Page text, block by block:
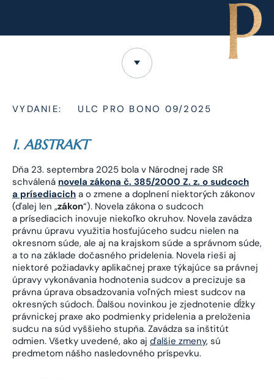
VYDANIE: ULC PRO BONO 09/2025
1. ABSTRAKT
Dňa 23. septembra 2025 bola v Národnej rade SR
schválená novela zákona č. 385/2000 Z. z. o sudcoch
a prísediacich a o zmene a doplnení niektorých zákonov
(ďalej len „zákon“). Novela zákona o sudcoch
a prísediacich inovuje niekoľko okruhov. Novela zavádza
právnu úpravu využitia hosťujúceho sudcu nielen na
okresnom súde, ale aj na krajskom súde a správnom súde,
a to na základe dočasného pridelenia. Novela rieši aj
niektoré požiadavky aplikačnej praxe týkajúce sa právnej
úpravy vykonávania hodnotenia sudcov a precizuje sa
právna úprava obsadzovania voľných miest sudcov na
okresných súdoch. Ďalšou novinkou je zjednotenie dĺžky
právnickej praxe ako podmienky pridelenia a preloženia
sudcu na súd vyššieho stupňa. Zavádza sa inštitút
odmien. Všetky uvedené, ako aj ďalšie zmeny, sú
predmetom nášho nasledovného príspevku.